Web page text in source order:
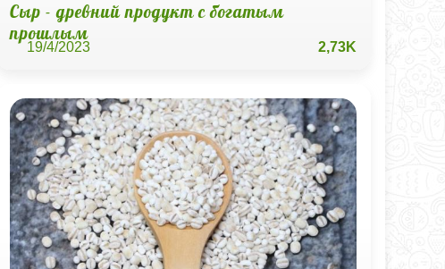
Сыр - древний продукт с богатым
прошлым
19/4/2023 2,73K